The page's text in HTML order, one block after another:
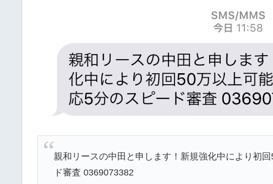
親和リースの中田と申します！新規強化中により初
ド審査 0369073382